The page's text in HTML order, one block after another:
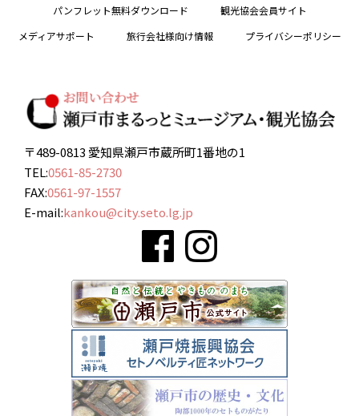
パンフレット無料ダウンロード
観光協会会員サイト
メディアサポート
旅行会社様向け情報 プライバシーポリシー
〒489-0813 愛知県瀬戸市蔵所町1番地の1
TEL:0561-85-2730
FAX:0561-97-1557
E-mail:kankou@city.seto.lg.jp